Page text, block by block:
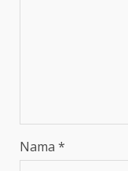
Nama *